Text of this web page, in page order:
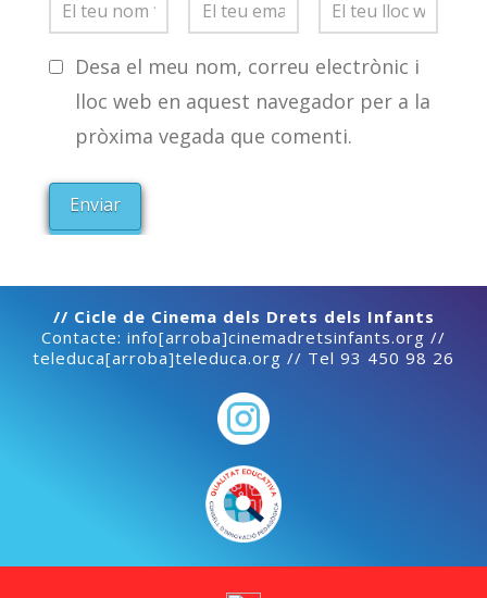
Desa el meu nom, correu electrònic i
lloc web en aquest navegador per a la
pròxima vegada que comenti.
// Cicle de Cinema dels Drets dels Infants
Contacte: info[arroba]cinemadretsinfants.org //
teleduca[arroba]teleduca.org // Tel 93 450 98 26